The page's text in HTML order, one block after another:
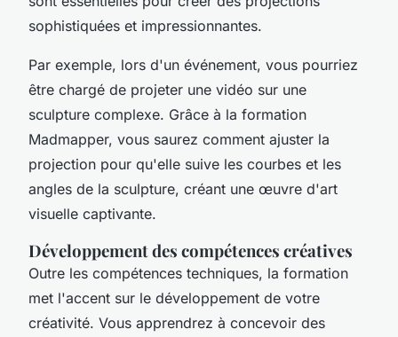
sophistiquées et impressionnantes.
Par exemple, lors d'un événement, vous pourriez
être chargé de projeter une vidéo sur une
sculpture complexe. Grâce à la formation
Madmapper, vous saurez comment ajuster la
projection pour qu'elle suive les courbes et les
angles de la sculpture, créant une œuvre d'art
visuelle captivante.
Développement des compétences créatives
Outre les compétences techniques, la formation
met l'accent sur le développement de votre
créativité. Vous apprendrez à concevoir des